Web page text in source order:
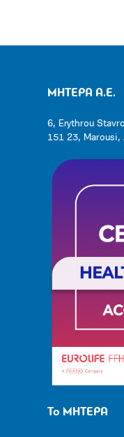
ΜΗΤΕΡΑ Α.Ε.
6, Erythrou
151 23, Marousi,
Το ΜΗΤΕΡΑ